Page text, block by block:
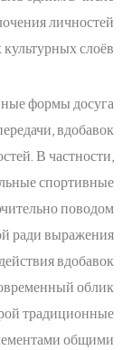
личностей
слоёв.
формы досуга
вдобавок
В частности,
спортивные
поводом
ради выражения
вдобавок
облик
традиционные
общими